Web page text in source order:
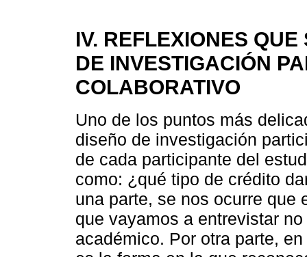
IV. REFLEXIONES
DE INVESTIGACIÓN
COLABORATIVO
Uno de los puntos más
diseño de investigación
de cada participante del
como: ¿qué tipo de crédito
una parte, se nos ocurre que
que vayamos a entrevistar
académico. Por otra parte,